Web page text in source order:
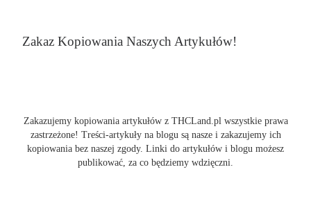
Zakaz Kopiowania Naszych Artykułów!
Zakazujemy kopiowania artykułów z THCLand.pl wszystkie prawa
zastrzeżone! Treści-artykuły na blogu są nasze i zakazujemy ich
kopiowania bez naszej zgody. Linki do artykułów i blogu możesz
publikować, za co będziemy wdzięczni.